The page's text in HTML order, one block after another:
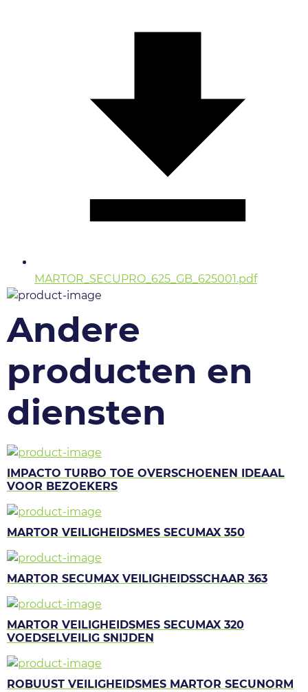
MARTOR_SECUPRO_625_GB_625001.pdf
Andere
producten en
diensten
IMPACTO TURBO TOE OVERSCHOENEN IDEAAL
VOOR BEZOEKERS
MARTOR VEILIGHEIDSMES SECUMAX 350
MARTOR SECUMAX VEILIGHEIDSSCHAAR 363
MARTOR VEILIGHEIDSMES SECUMAX 320
VOEDSELVEILIG SNIJDEN
ROBUUST VEILIGHEIDSMES MARTOR SECUNORM